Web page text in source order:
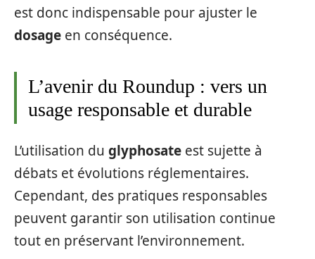
est donc indispensable pour ajuster le
dosage en conséquence.
L’avenir du Roundup : vers un
usage responsable et durable
L’utilisation du glyphosate est sujette à
débats et évolutions réglementaires.
Cependant, des pratiques responsables
peuvent garantir son utilisation continue
tout en préservant l’environnement.